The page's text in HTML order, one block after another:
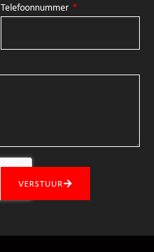
Telefoonnummer
VERSTUUR